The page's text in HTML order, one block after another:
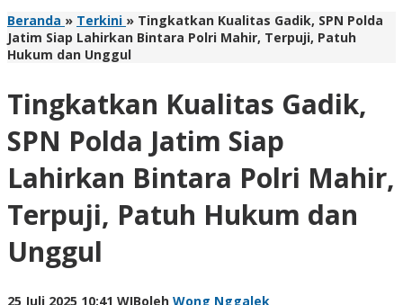
Beranda » Terkini » Tingkatkan Kualitas Gadik, SPN Polda
Jatim Siap Lahirkan Bintara Polri Mahir, Terpuji, Patuh
Hukum dan Unggul
Tingkatkan Kualitas Gadik,
SPN Polda Jatim Siap
Lahirkan Bintara Polri Mahir,
Terpuji, Patuh Hukum dan
Unggul
25 Juli 2025 10:41 WIBoleh Wong Nggalek